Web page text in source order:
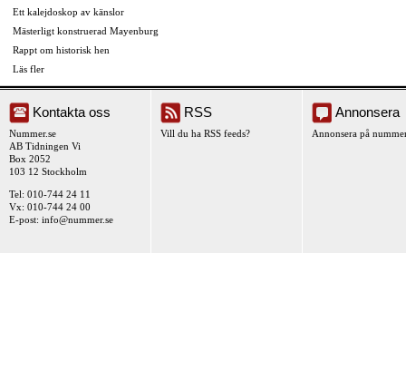
Ett kalejdoskop av känslor
Mästerligt konstruerad Mayenburg
Rappt om historisk hen
Läs fler
Kontakta oss
Nummer.se
AB Tidningen Vi
Box 2052
103 12 Stockholm
Tel: 010-744 24 11
Vx: 010-744 24 00
E-post: info@nummer.se
RSS
Vill du ha RSS feeds?
Annonsera
Annonsera på